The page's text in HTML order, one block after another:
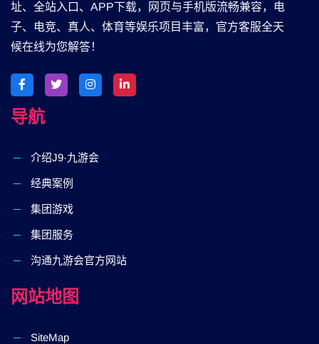
址、全站入口、APP下载，网页与手机版流畅兼容，电
子、电竞、真人、体育等娱乐项目丰富，官方客服全天
候在线为您解答！
导航
介绍J9·九游会
经典案例
集团游戏
集团服务
沟通九游会官方网站
网站地图
SiteMap